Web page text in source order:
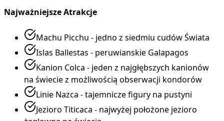
Najważniejsze Atrakcje
Machu Picchu - jedno z siedmiu cudów Świata
Islas Ballestas - peruwianskie Galapagos
Kanion Colca - jeden z najgłębszych kanionów
na świecie z możliwością obserwacji kondorów
Linie Nazca - tajemnicze figury na pustyni
Jezioro Titicaca - najwyżej położone jezioro